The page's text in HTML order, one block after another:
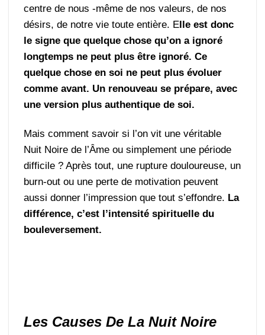
centre de nous -même de nos valeurs, de nos
désirs, de notre vie toute entière. E lle est donc
le signe que quelque chose qu’on a ignoré
longtemps ne peut plus être ignoré. Ce
quelque chose en soi ne peut plus évoluer
comme avant. Un renouveau se prépare, avec
une version plus authentique de soi.
Mais comment savoir si l’on vit une véritable
Nuit Noire de l’Âme ou simplement une période
difficile ? Après tout, une rupture douloureuse, un
burn-out ou une perte de motivation peuvent
aussi donner l’impression que tout s’effondre. La
différence, c’est l’intensité spirituelle du
bouleversement.
Les Causes De La Nuit Noire